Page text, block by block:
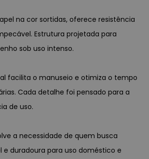
na cor sortidas, oferece resistência
Estrutura projetada para
sob uso intenso.
facilita o manuseio e otimiza o tempo
Cada detalhe foi pensado para a
de uso.
a necessidade de quem busca
e duradoura para uso doméstico e